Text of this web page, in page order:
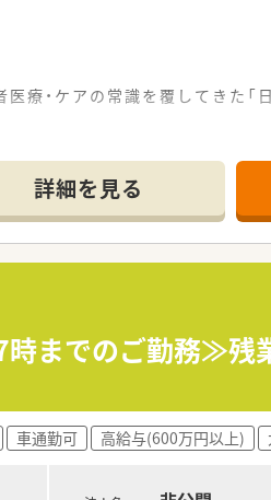
療・ケアの常識を覆してきた
ートと両立しやすい環境です
談可能！
ビリ職との距離が近く、他職種
詳細を見る
時までのご勤務≫
車通勤可 高給与(600万円以上)